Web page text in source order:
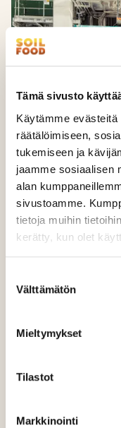
Tämä sivusto
Käytämme
räätälöimiseen,
tukemiseen ja
jaamme sosiaalisen
alan
sivustoamme.
tietoja muihin
kerätty, kun olet
valinta
Välttämätön
Mieltymykset
Tilastot
Markkinointi
“Soilfood on
hallitsemisen